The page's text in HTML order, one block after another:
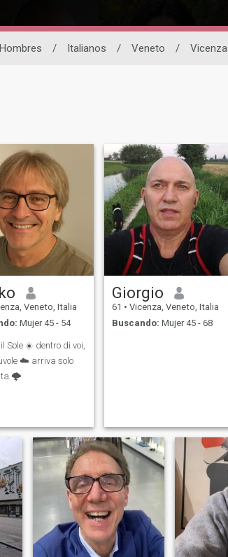
Hombres / Italianos / Veneto / Vicenza
Veneto, Italia
Mujer 45 - 54
Sole ☀️ dentro di voi,
☁️ arriva solo
🌩️
Giorgio
61 • Vicenza, Veneto, Italia
Buscando: Mujer 45 - 68